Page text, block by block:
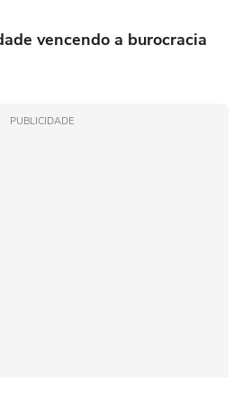
vencendo a burocracia
PUBLICIDADE